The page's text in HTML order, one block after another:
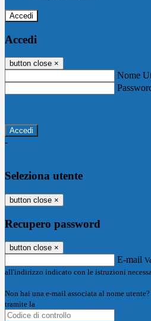
Accedi
Accedi
button close ×
Nome
-
Seleziona utente
button close ×
Recupero password
button close ×
E-mail
all'indirizzo indicato con le istruzioni
Non hai una e-mail associata al nome
tramite la